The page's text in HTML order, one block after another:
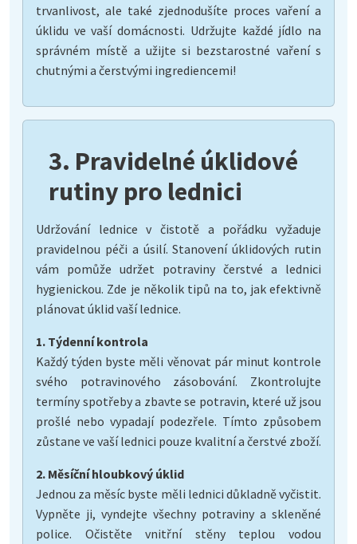
trvanlivost, ale také zjednodušíte proces vaření a
úklidu ve vaší domácnosti. Udržujte každé jídlo na
správném místě a užijte si bezstarostné vaření s
chutnými a čerstvými ingrediencemi!
3. Pravidelné úklidové
rutiny pro lednici
Udržování lednice v čistotě a pořádku vyžaduje
pravidelnou péči a úsilí. Stanovení úklidových rutin
vám pomůže udržet potraviny čerstvé a lednici
hygienickou. Zde je několik tipů na to, jak efektivně
plánovat úklid vaší lednice.
1. Týdenní kontrola
Každý týden byste měli věnovat pár minut kontrole
svého potravinového zásobování. Zkontrolujte
termíny spotřeby a zbavte se potravin, které už jsou
prošlé nebo vypadají podezřele. Tímto způsobem
zůstane ve vaší lednici pouze kvalitní a čerstvé zboží.
2. Měsíční hloubkový úklid
Jednou za měsíc byste měli lednici důkladně vyčistit.
Vypněte ji, vyndejte všechny potraviny a skleněné
police. Očistěte vnitřní stěny teplou vodou